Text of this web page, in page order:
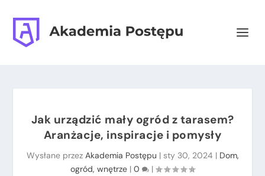
Jak urządzić mały ogród z tarasem?
Aranżacje, inspiracje i pomysły
Wysłane przez Akademia Postępu | sty 30, 2024 | Dom,
ogród, wnętrze | 0 |